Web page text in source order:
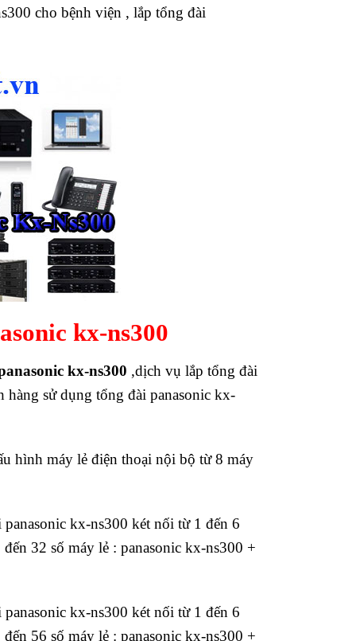
cho bệnh viện , lắp tổng đài
kx-ns300
kx-ns300 ,dịch vụ lắp tổng đài
sử dụng tổng đài panasonic kx-
hình máy lẻ điện thoại nội bộ từ 8 máy
kx-ns300 két nối từ 1 đến 6
32 số máy lẻ : panasonic kx-ns300 +
kx-ns300 két nối từ 1 đến 6
56 số máy lẻ : panasonic kx-ns300 +